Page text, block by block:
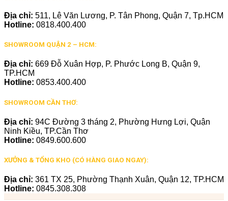
Địa chỉ: 511, Lê Văn Lương, P. Tân Phong, Quận 7, Tp.HCM
Hotline: 0818.400.400
SHOWROOM QUẬN 2 – HCM:
Địa chỉ: 669 Đỗ Xuân Hợp, P. Phước Long B, Quận 9,
TP.HCM
Hotline: 0853.400.400
SHOWROOM CẦN THƠ:
Địa chỉ: 94C Đường 3 tháng 2, Phường Hưng Lợi, Quận
Ninh Kiều, TP.Cần Thơ
Hotline: 0849.600.600
XƯỞNG & TỔNG KHO (CÓ HÀNG GIAO NGAY):
Địa chỉ: 361 TX 25, Phường Thạnh Xuân, Quận 12, TP.HCM
Hotline: 0845.308.308